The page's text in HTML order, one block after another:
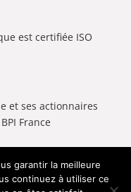
est certifiée ISO
et ses actionnaires
France
garantir la meilleure
continuez à utiliser ce